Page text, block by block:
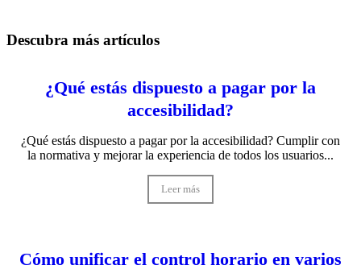
Descubra más artículos
¿Qué estás dispuesto a pagar por la
accesibilidad?
¿Qué estás dispuesto a pagar por la accesibilidad? Cumplir con
la normativa y mejorar la experiencia de todos los usuarios...
Leer más
Cómo unificar el control horario en varios